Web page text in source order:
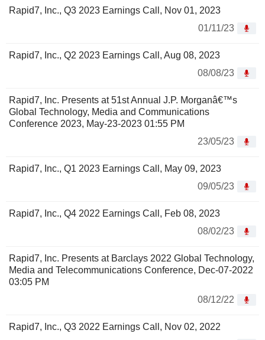
Rapid7, Inc., Q3 2023 Earnings Call, Nov 01, 2023
01/11/23
Rapid7, Inc., Q2 2023 Earnings Call, Aug 08, 2023
08/08/23
Rapid7, Inc. Presents at 51st Annual J.P. Morganâ€™s
Global Technology, Media and Communications
Conference 2023, May-23-2023 01:55 PM
23/05/23
Rapid7, Inc., Q1 2023 Earnings Call, May 09, 2023
09/05/23
Rapid7, Inc., Q4 2022 Earnings Call, Feb 08, 2023
08/02/23
Rapid7, Inc. Presents at Barclays 2022 Global Technology,
Media and Telecommunications Conference, Dec-07-2022
03:05 PM
08/12/22
Rapid7, Inc., Q3 2022 Earnings Call, Nov 02, 2022